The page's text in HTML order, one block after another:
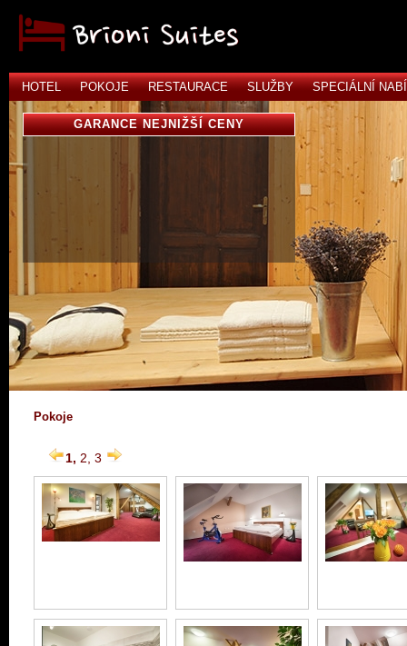
GARANCE NEJNIŽŠÍ CENY
HOTEL POKOJE RESTAURACE SLUŽBY SPECIÁLNÍ
Pokoje
1, 2, 3